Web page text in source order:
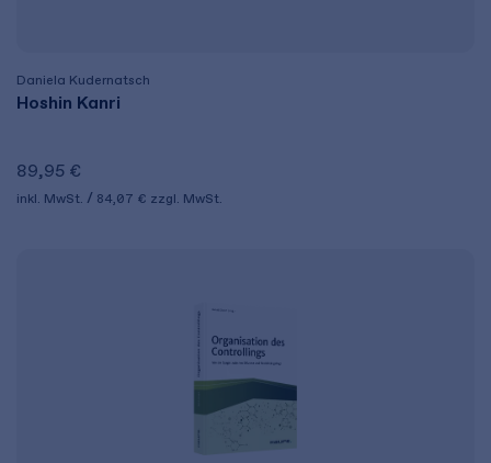
Daniela Kudernatsch
Hoshin Kanri
89,95 €
inkl. MwSt. 84,07 € zzgl. MwSt.